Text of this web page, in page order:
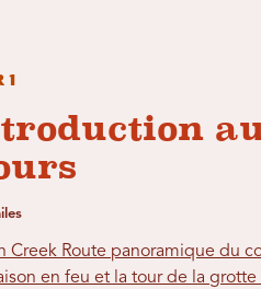
1
Creek Route panoramique du
en feu et la tour de la